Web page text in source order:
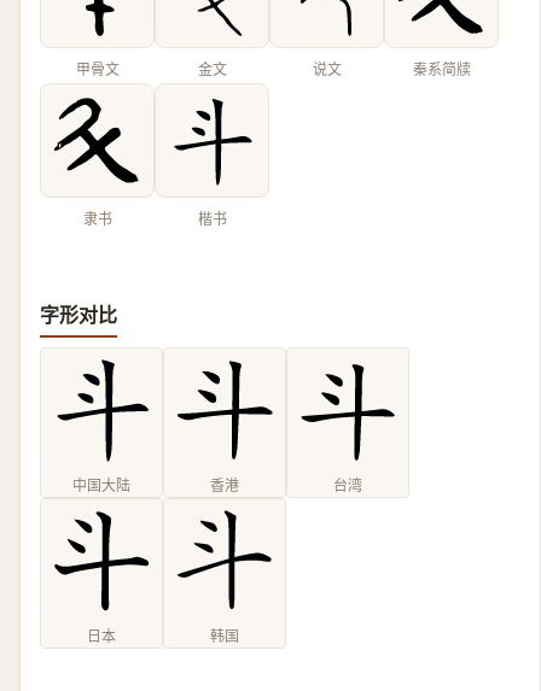
甲骨文 金文 说文 秦系简牍
隶书 楷书
字形对比
中国大陆 香港 台湾
日本 韩国